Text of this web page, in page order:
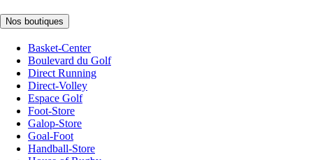
Nos boutiques
Basket-Center
Boulevard du Golf
Direct Running
Direct-Volley
Espace Golf
Foot-Store
Galop-Store
Goal-Foot
Handball-Store